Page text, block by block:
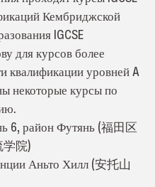
Кембриджской
IGCSE
для курсов более
квалификации уровней A
некоторые курсы по
6, район Футянь (福田区
院)
Аньто Хилл (安托山